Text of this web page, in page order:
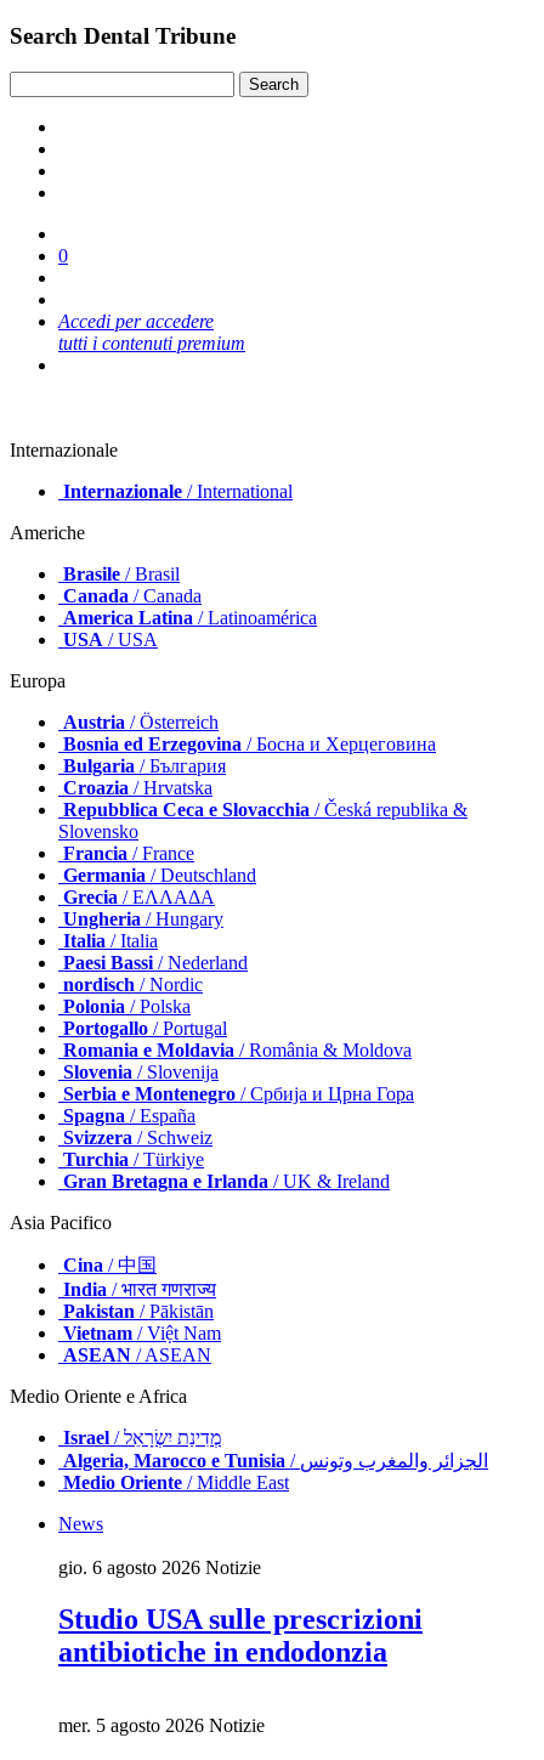
Search Dental Tribune
0
Accedi per accedere
tutti i contenuti premium
Internazionale
Internazionale / International
Americhe
Brasile / Brasil
Canada / Canada
America Latina / Latinoamérica
USA / USA
Europa
Austria / Österreich
Bosnia ed Erzegovina / Босна и Херцеговина
Bulgaria / България
Croazia / Hrvatska
Repubblica Ceca e Slovacchia / Česká republika &
Slovensko
Francia / France
Germania / Deutschland
Grecia / ΕΛΛΑΔΑ
Ungheria / Hungary
Italia / Italia
Paesi Bassi/ Nederland
nordisch / Nordic
Polonia / Polska
Portogallo / Portugal
Romania e Moldavia / România & Moldova
Slovenia / Slovenija
Serbia e Montenegro / Србија и Црна Гора
Spagna / España
Svizzera / Schweiz
Turchia / Türkiye
Gran Bretagna e Irlanda / UK & Ireland
Asia Pacifico
Cina / 中国
India / भारत गणराज्य
Pakistan / Pākistān
Vietnam / Việt Nam
ASEAN / ASEAN
Medio Oriente e Africa
Israel
/ מְדִינַת יִשְׂרָאֵל
Algeria, Marocco e Tunisia
/ الجزائر والمغرب وتونس
Medio Oriente / Middle East
News
gio. 6 agosto 2026 Notizie
Studio USA sulle prescrizioni
antibiotiche in endodonzia
mer. 5 agosto 2026 Notizie